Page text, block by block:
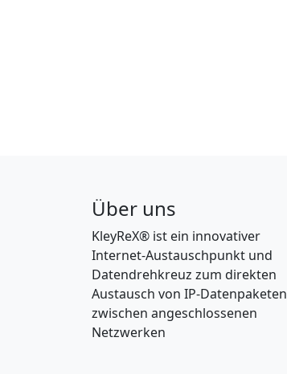
Über uns
KleyReX® ist ein innovativer
Internet-Austauschpunkt und
Datendrehkreuz zum direkten
Austausch von IP-Datenpaketen
zwischen angeschlossenen
Netzwerken